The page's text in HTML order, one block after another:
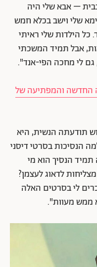
– אבא שלי היה
שלי וישב בכלא חמש
הילדות שלי ראיתי
אבל תמיד המשכתי
גם לי מחכה הפי-אנד".
החדשה והמפתיעה של
תודעתה הנשית, היא
הנסיכות בסרטי דיסני
תמיד הנסיך הוא מי
לדאוג לעצמן?
לי בסרטים האלה
ממש מעוות".